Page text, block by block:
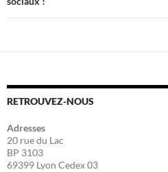
RETROUVEZ-NOUS
Adresses
20 rue du Lac
BP 3103
69399 Lyon Cedex 03